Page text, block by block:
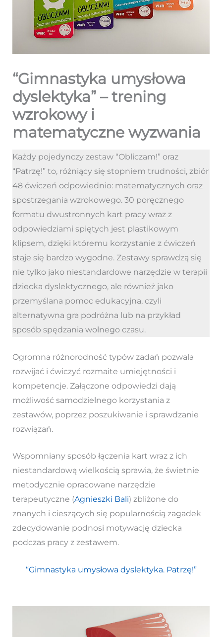
“Gimnastyka umysłowa
dyslektyka” – trening
wzrokowy i
matematyczne wyzwania
Każdy pojedynczy zestaw “Obliczam!” oraz
“Patrzę!” to, różniący się stopniem trudności, zbiór
48 ćwiczeń odpowiednio: matematycznych oraz
spostrzegania wzrokowego. 30 poręcznego
formatu dwustronnych kart pracy wraz z
odpowiedziami spiętych jest plastikowym
klipsem, dzięki któremu korzystanie z ćwiczeń
staje się bardzo wygodne. Zestawy sprawdzą się
nie tylko jako niestandardowe narzędzie w terapii
dziecka dyslektycznego, ale również jako
przemyślana pomoc edukacyjna, czyli
alternatywna gra podróżna lub na przykład
sposób spędzania wolnego czasu.
Ogromna różnorodność typów zadań pozwala
rozwijać i ćwiczyć rozmaite umiejętności i
kompetencje. Załączone odpowiedzi dają
możliwość samodzielnego korzystania z
zestawów, poprzez poszukiwanie i sprawdzanie
rozwiązań.
Wspomniany sposób łączenia kart wraz z ich
niestandardową wielkością sprawia, że świetnie
metodycznie opracowane narzędzie
terapeutyczne (Agnieszki Bali) zbliżone do
znanych i cieszących się popularnością zagadek
zdecydowanie podnosi motywację dziecka
podczas pracy z zestawem.
“Gimnastyka umysłowa dyslektyka. Patrzę!”